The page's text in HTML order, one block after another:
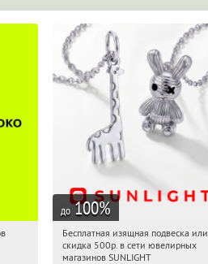
до 100%
13:17:48 Получили:
Россия
Бесплатная изящная подвеска или
скидка 500р. в сети ювелирных
магазинов SUNLIGHT